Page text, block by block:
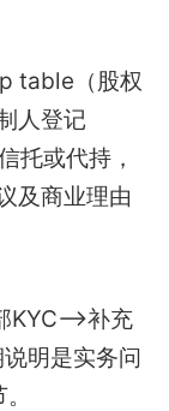
table（股权
人登记
托或代持，
及商业理由
KYC—>补充
明是实务问